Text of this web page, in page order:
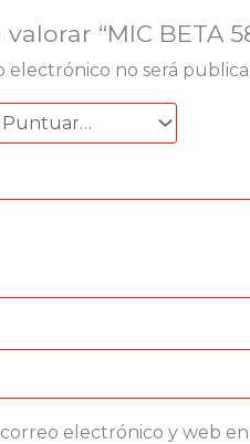
“MIC BETA
electrónico no será
electrónico y web